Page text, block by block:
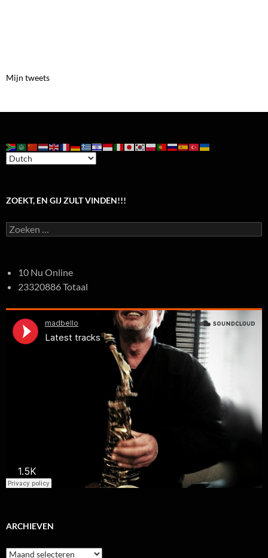
Mijn tweets
ZOEKT, EN GIJ ZULT VINDEN!!!
Zoeken
naar:
10 Nu Online
23320886 Totaal
ARCHIEVEN
Archieven